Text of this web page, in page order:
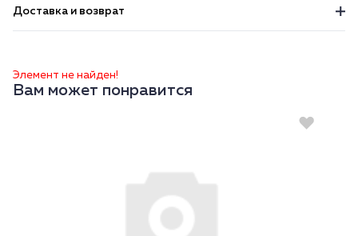
Доставка и возврат
Элемент не найден!
Вам может понравится